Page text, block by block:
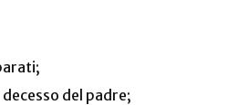
del padre;